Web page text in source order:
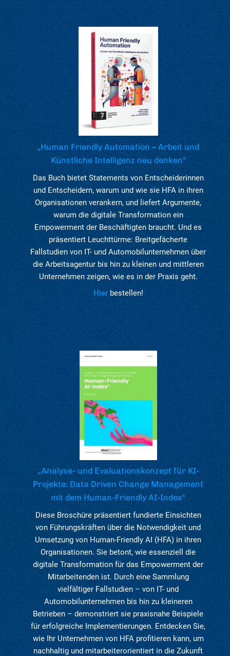
„Human Friendly Automation – Arbeit und
Künstliche Intelligenz neu denken“
Das Buch bietet Statements von Entscheiderinnen
und Entscheidern, warum und wie sie HFA in ihren
Organisationen verankern, und liefert Argumente,
warum die digitale Transformation ein
Empowerment der Beschäftigten braucht. Und es
präsentiert Leuchttürme: Breitgefächerte
Fallstudien von IT- und Automobilunternehmen über
die Arbeitsagentur bis hin zu kleinen und mittleren
Unternehmen zeigen, wie es in der Praxis geht.
Hierbestellen!
„Analyse- und Evaluationskonzept für KI-
Projekte: Data Driven Change Management
mit dem Human-Friendly AI-Index“
Diese Broschüre präsentiert fundierte Einsichten
von Führungskräften über die Notwendigkeit und
Umsetzung von Human-Friendly AI (HFA) in ihren
Organisationen. Sie betont, wie essenziell die
digitale Transformation für das Empowerment der
Mitarbeitenden ist. Durch eine Sammlung
vielfältiger Fallstudien – von IT- und
Automobilunternehmen bis hin zu kleineren
Betrieben – demonstriert sie praxisnahe Beispiele
für erfolgreiche Implementierungen. Entdecken Sie,
wie Ihr Unternehmen von HFA profitieren kann, um
nachhaltig und mitarbeiterorientiert in die Zukunft